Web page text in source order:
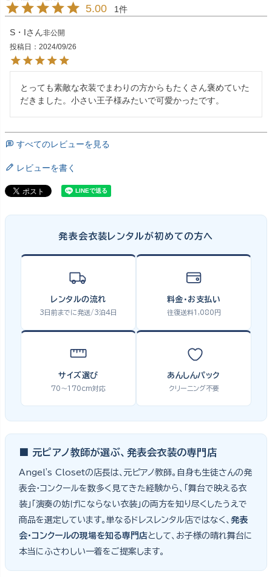
5.00 1
S・I
非公開
投稿日
2024/09/26
とっても素敵な衣装でまわりの方からもたくさん褒めていた
だきました。小さい王子様みたいで可愛かったです。
すべてのレビューを見る
レビューを書く
発表会衣装レンタルが初めての方へ
レンタルの流れ
3日前までに発送/3泊4日
料金・お支払い
往復送料1,080円
サイズ選び
70〜170cm対応
あんしんパック
クリーニング不要
■ 元ピアノ教師が選ぶ、発表会衣装の専門店
Angel's Closetの店長は、元ピアノ教師。自身も生徒さんの発
表会・コンクールを数多く見てきた経験から、「舞台で映える衣
装」「演奏の妨げにならない衣装」の両方を知り尽くしたうえで
商品を選定しています。単なるドレスレンタル店ではなく、 発表
会・コンクールの現場を知る専門店として、お子様の晴れ舞台に
本当にふさわしい一着をご提案します。